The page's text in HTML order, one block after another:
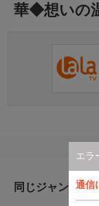
エラ
通信
華◆想いの
同じジャンルの